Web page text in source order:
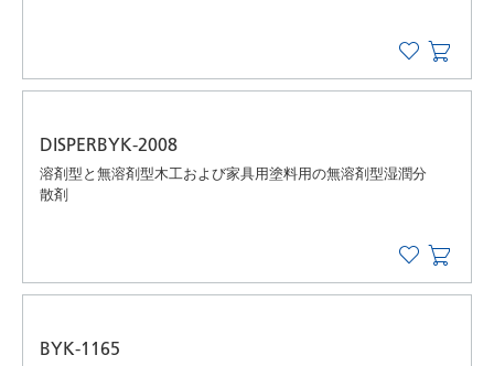
DISPERBYK-2008
溶剤型と無溶剤型木工および家具用塗料用の無溶剤型湿潤分
散剤
BYK-1165